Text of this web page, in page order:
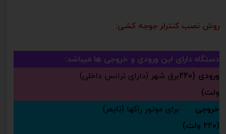
روش نصب کنترلر جوجه کشی:
دستگاه دارای این ورودی و خروجی ها میباشد:
ورودی (220
ولت)
برق شهر (دارای ترانس داخلی)
خروجی
(220 ولت)
برای موتور راکها (تایمر)